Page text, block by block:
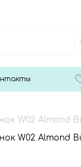
W02 Almond
W02 Almond